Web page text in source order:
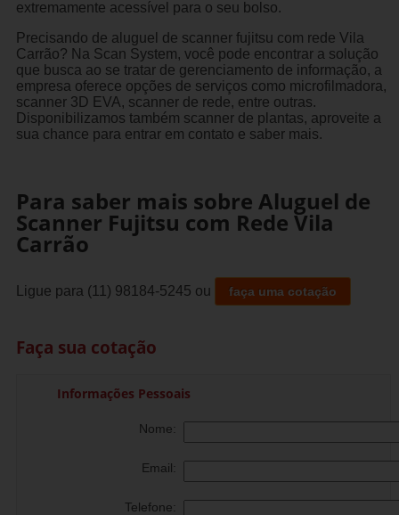
extremamente acessível para o seu bolso.
Precisando de aluguel de scanner fujitsu com rede Vila
Carrão? Na Scan System, você pode encontrar a solução
que busca ao se tratar de gerenciamento de informação, a
empresa oferece opções de serviços como microfilmadora,
scanner 3D EVA, scanner de rede, entre outras.
Disponibilizamos também scanner de plantas, aproveite a
sua chance para entrar em contato e saber mais.
Para saber mais sobre Aluguel de
Scanner Fujitsu com Rede Vila
Carrão
Ligue para (11) 98184-5245 ou faça uma cotação
Faça sua cotação
Informações Pessoais
Nome:
Email:
Telefone: